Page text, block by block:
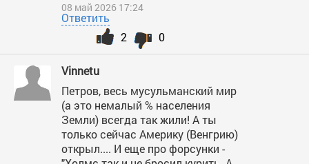
08 май 2026 17:24
Ответить
0
2
Vinnetu
Петров, весь мусульманский мир
(а это немалый % населения
Земли) всегда так жили! А ты
только сейчас Америку (Венгрию)
открыл.... И еще про форсунки -